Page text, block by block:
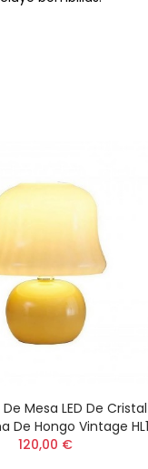
Mesa LED De Cristal
De Hongo Vintage
120,00 €